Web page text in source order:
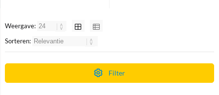
Weergave:
Sorteren:
Filter